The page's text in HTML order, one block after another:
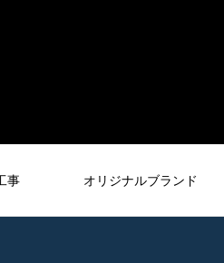
事 オリジナルブランド